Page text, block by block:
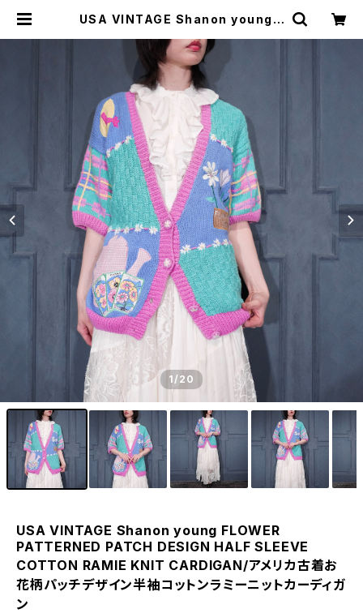
USA VINTAGE Shanon young F
ESIGN HALF SLEEVE COTTON
RAMIE KNIT CARDIGAN/アメリ
カ古着お花柄パッチデザイン半袖コッ
トンラミーニットカーディガン | Titti
Vintage
1/20
USA VINTAGE Shanon young FLOWER
PATTERNED PATCH DESIGN HALF SLEEVE
COTTON RAMIE KNIT CARDIGAN/アメリカ古着お
花柄パッチデザイン半袖コットンラミーニットカーディガ
ン